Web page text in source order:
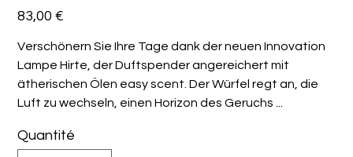
Prix
83,00 €
Verschönern Sie Ihre Tage dank der neuen Innovation
Lampe Hirte, der Duftspender angereichert mit
ätherischen Ölen easy scent. Der Würfel regt an, die
Luft zu wechseln, einen Horizon des Geruchs ...
Quantité